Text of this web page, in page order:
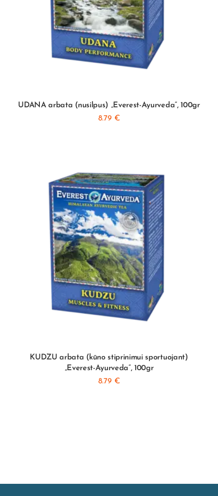
UDANA arbata (nusilpus) „Everest-Ayurveda”, 100gr
8.79 €
KUDZU arbata (kūno stiprinimui sportuojant)
„Everest-Ayurveda”, 100gr
8.79 €